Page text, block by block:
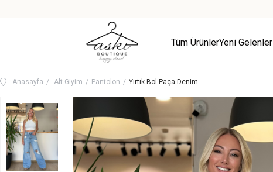
Tüm ÜrünlerYeni Gelenler
Anasayfa Alt Giyim Pantolon Yırtık Bol Paça Denim